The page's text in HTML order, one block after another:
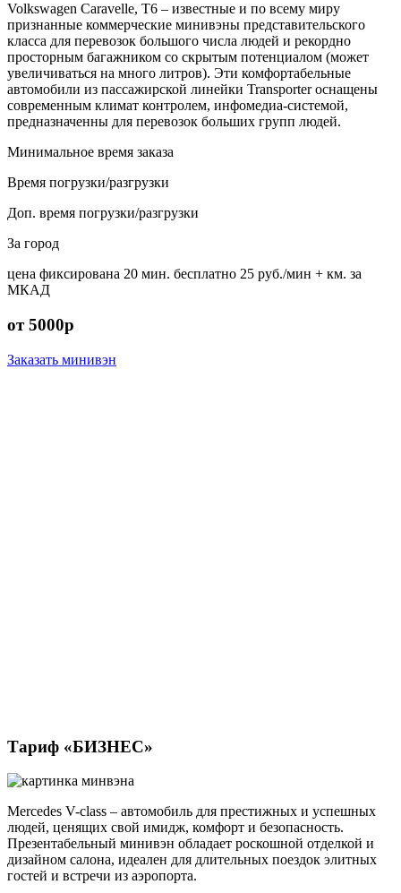
Volkswagen Caravelle, Т6 – известные и по всему миру
признанные коммерческие минивэны представительского
класса для перевозок большого числа людей и рекордно
просторным багажником со скрытым потенциалом (может
увеличиваться на много литров). Эти комфортабельные
автомобили из пассажирской линейки Transporter оснащены
современным климат контролем, инфомедиа-системой,
предназначенны для перевозок больших групп людей.
Минимальное время заказа
Время погрузки/разгрузки
Доп. время погрузки/разгрузки
За город
цена фиксирована 20 мин. бесплатно 25 руб./мин + км. за
МКАД
от 5000р
Заказать минивэн
Тариф «БИЗНЕС»
Mercedes V-class – автомобиль для престижных и успешных
людей, ценящих свой имидж, комфорт и безопасность.
Презентабельный минивэн обладает роскошной отделкой и
дизайном салона, идеален для длительных поездок элитных
гостей и встречи из аэропорта.